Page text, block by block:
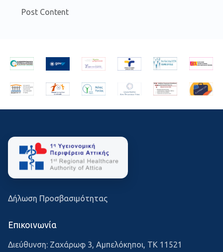
Post Content
Δήλωση Προσβασιμότητας
Επικοινωνία
Διεύθυνση: Ζαχάρωφ 3, Αμπελόκηποι, ΤΚ 11521